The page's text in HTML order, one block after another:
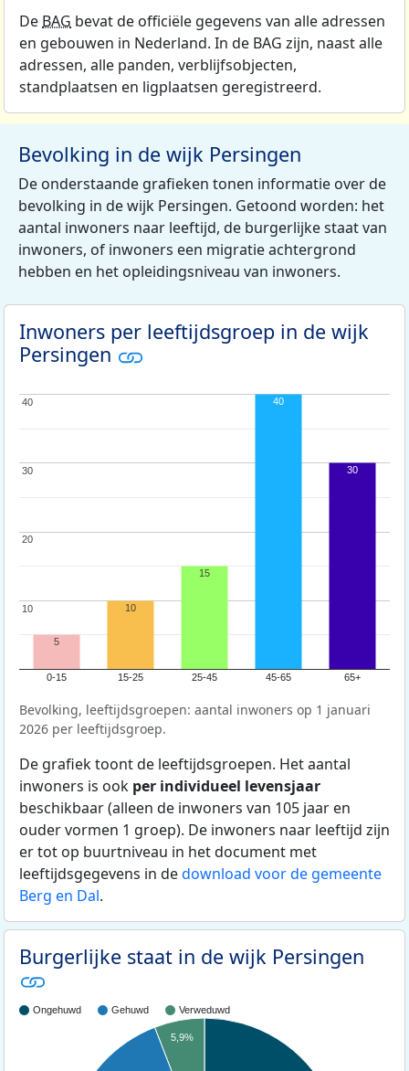
De BAG bevat de officiële gegevens van alle adressen
en gebouwen in Nederland. In de BAG zijn, naast alle
adressen, alle panden, verblijfsobjecten,
standplaatsen en ligplaatsen geregistreerd.
Bevolking in de wijk Persingen
De onderstaande grafieken tonen informatie over de
bevolking in de wijk Persingen. Getoond worden: het
aantal inwoners naar leeftijd, de burgerlijke staat van
inwoners, of inwoners een migratie achtergrond
hebben en het opleidingsniveau van inwoners.
Inwoners per leeftijdsgroep in de wijk
Persingen
0-15 15-25 25-45 45-65 65+
10
10
20
20
30
30
40
40
5
10
15
40
30
Bevolking, leeftijdsgroepen: aantal inwoners op 1 januari
2026 per leeftijdsgroep.
De grafiek toont de leeftijdsgroepen. Het aantal
inwoners is ook per individueel levensjaar
beschikbaar (alleen de inwoners van 105 jaar en
ouder vormen 1 groep). De inwoners naar leeftijd zijn
er tot op buurtniveau in het document met
leeftijdsgegevens in dedownload voor de gemeente
Berg en Dal.
Burgerlijke staat in de wijk Persingen
Ongehuwd Gehuwd Verweduwd
5,9%